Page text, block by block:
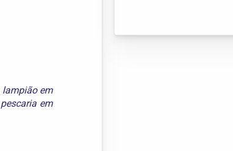
lampião em
pescaria em